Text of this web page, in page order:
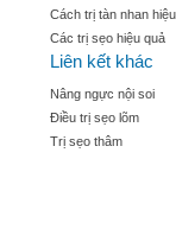
Cách trị tàn nhan
Các trị sẹo hiệu quả
Liên kết khác
Nâng ngực nội soi
Điều trị sẹo lõm
Trị sẹo thâm